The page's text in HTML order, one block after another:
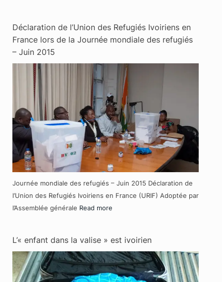
Déclaration de l’Union des Refugiés Ivoiriens en
France lors de la Journée mondiale des refugiés
– Juin 2015
Journée mondiale des refugiés – Juin 2015 Déclaration de
l’Union des Refugiés Ivoiriens en France (URIF) Adoptée par
l’Assemblée générale Read more
L’« enfant dans la valise » est ivoirien